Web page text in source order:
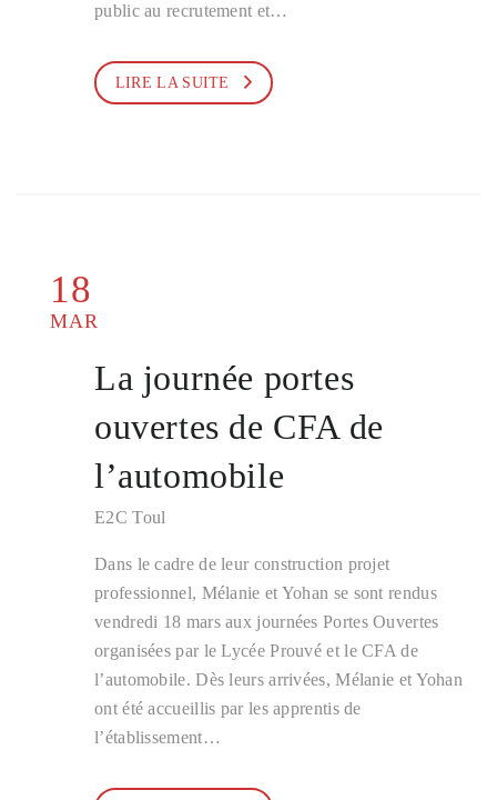
public au recrutement et…
LIRE LA SUITE
18
MAR
La journée portes
ouvertes de CFA de
l’automobile
E2C Toul
Dans le cadre de leur construction projet
professionnel, Mélanie et Yohan se sont rendus
vendredi 18 mars aux journées Portes Ouvertes
organisées par le Lycée Prouvé et le CFA de
l’automobile. Dès leurs arrivées, Mélanie et Yohan
ont été accueillis par les apprentis de
l’établissement…